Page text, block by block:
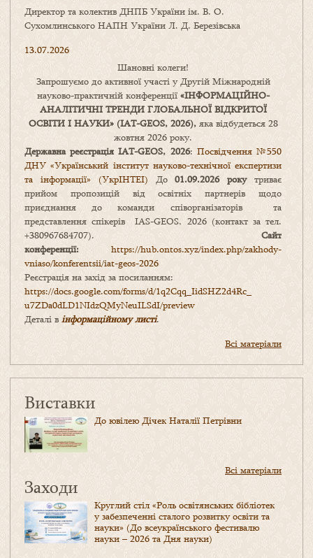
Директор та колектив ДНПБ України ім. В. О.
Сухомлинського НАПН України Л. Д. Березівська
13.07.2026
Шановні колеги!
Запрошуємо до активної участі у Другій Міжнародній
науково-практичній конференції «ІНФОРМАЦІЙНО-
АНАЛІТИЧНІ ТРЕНДИ ГЛОБАЛЬНОЇ ВІДКРИТОЇ
ОСВІТИ І НАУКИ» (IAT-GEOS, 2026),яка відбудеться 28
жовтня 2026 року.
Державна реєстрація IAT-GEOS, 2026: Посвідчення №550
ДНУ «Український інститут науково-технічної експертизи
та інформації» (УкрІНТЕІ) До01.09.2026 рокутриває
прийом пропозицій від освітніх партнерів щодо
приєднання до команди співорганізаторів та
представлення спікерів IAS-GEOS, 2026 (контакт за тел.
+380967684707). Сайт
конференції: https://hub.ontos.xyz/index.php/zakhody-
vniaso/konferentsii/iat-geos-2026
Реєстрація на захід за посиланням:
https://docs.google.com/forms/d/1q2Cqq_IidSHZ2d4Rc_
u7ZDa0dLD1NIdzQMyNeuILSdI/preview
Деталі в інформаційному листі.
Всі матеріали
Виставки
До ювілею Дічек Наталії Петрівни
Всі матеріали
Заходи
Круглий стіл «Роль освітянських бібліотек
у забезпеченні сталого розвитку освіти та
науки» (До всеукраїнського фестивалю
науки – 2026 та Дня науки)